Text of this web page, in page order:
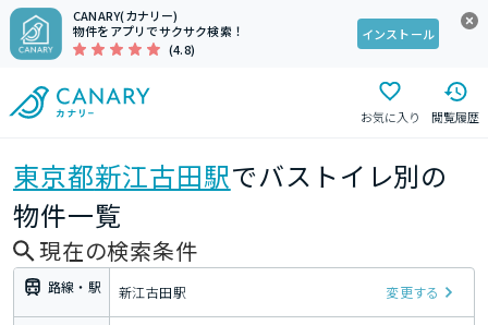
CANARY(カナリー)
物件をアプリでサクサク検索！
(4.8)
インストール
お気に入り 閲覧履歴
東京都新江古田駅でバストイレ別の
物件一覧
現在の検索条件
路線・駅 新江古田駅 変更する